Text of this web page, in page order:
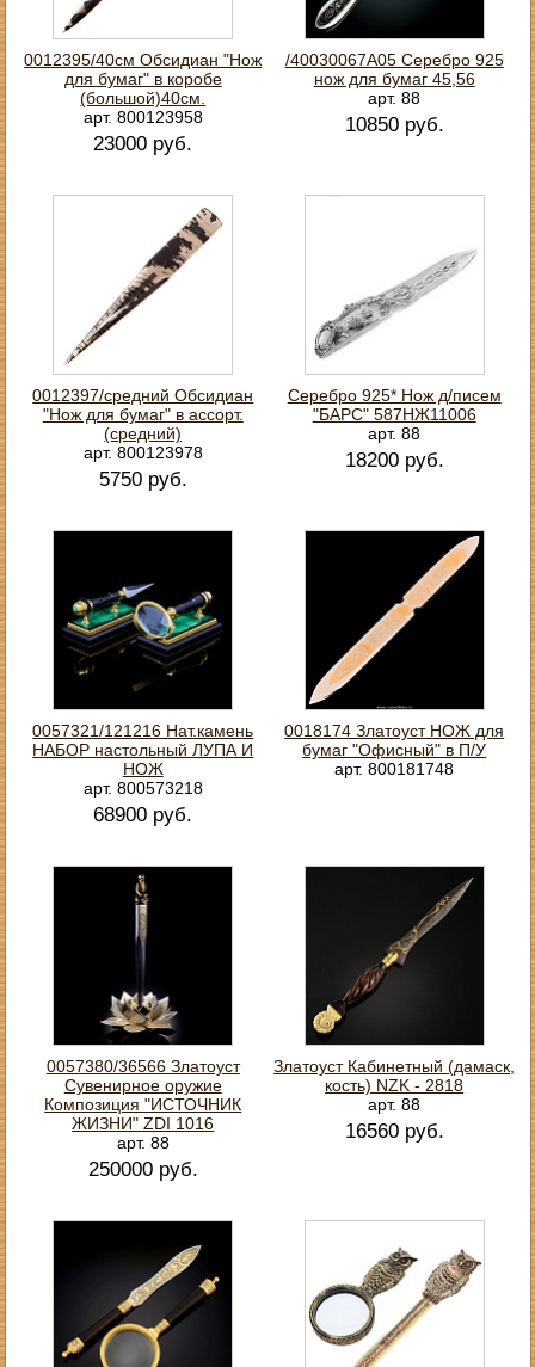
0012395/40см Обсидиан "Нож
для бумаг" в коробе
(большой)40см.
арт. 800123958
23000 руб.
/40030067А05 Серебро 925
нож для бумаг 45,56
арт. 88
10850 руб.
0012397/средний Обсидиан
"Нож для бумаг" в ассорт.
(средний)
арт. 800123978
5750 руб.
Серебро 925* Нож д/писем
"БАРС" 587НЖ11006
арт. 88
18200 руб.
0057321/121216 Нат.камень
НАБОР настольный ЛУПА И
НОЖ
арт. 800573218
68900 руб.
0018174 Златоуст НОЖ для
бумаг "Офисный" в П/У
арт. 800181748
0057380/36566 Златоуст
Сувенирное оружие
Композиция "ИСТОЧНИК
ЖИЗНИ" ZDI 1016
арт. 88
250000 руб.
Златоуст Кабинетный (дамаск,
кость) NZK - 2818
арт. 88
16560 руб.